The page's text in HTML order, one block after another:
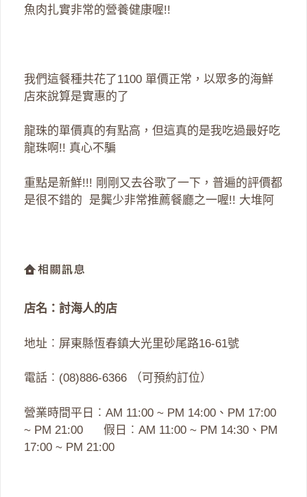
魚肉扎實非常的營養健康喔!!
我們這餐種共花了1100 單價正常，以眾多的海鮮
店來說算是實惠的了
龍珠的單價真的有點高，但這真的是我吃過最好吃
龍珠啊!! 真心不騙
重點是新鮮!!! 剛剛又去谷歌了一下，普遍的評價都
是很不錯的 是龔少非常推薦餐廳之一喔!! 大堆阿
店名：討海人的店
地址︰屏東縣恆春鎮大光里砂尾路16-61號
電話︰(08)886-6366 （可預約訂位）
營業時間平日︰AM 11:00 ~ PM 14:00、PM 17:00
~ PM 21:00 假日︰AM 11:00 ~ PM 14:30、PM
17:00 ~ PM 21:00